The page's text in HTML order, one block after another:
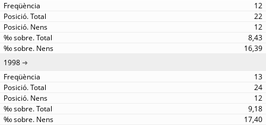
12
22
12
8,43
16,39
1998
13
24
12
9,18
17,40